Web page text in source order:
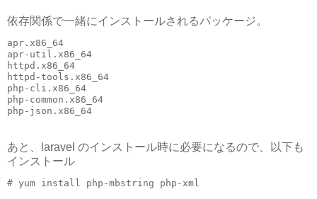
依存関係で一緒にインストールされるパッケージ。
apr.x86_64
apr-util.x86_64
httpd.x86_64
httpd-tools.x86_64
php-cli.x86_64
php-common.x86_64
あと、laravel のインストール時に必要になるので、以下も
インストール